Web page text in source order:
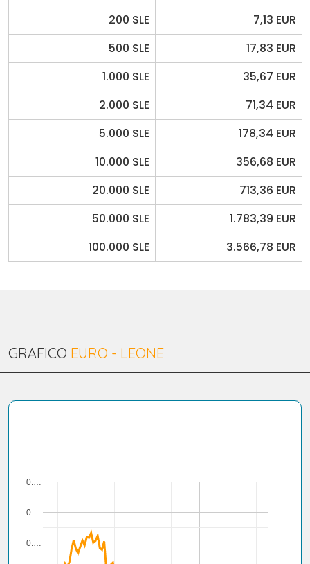
200 SLE
7,13 EUR
500 SLE
17,83 EUR
1.000 SLE
35,67 EUR
2.000 SLE
71,34 EUR
5.000 SLE
178,34 EUR
10.000 SLE
356,68 EUR
20.000 SLE
713,36 EUR
50.000 SLE
1.783,39 EUR
100.000 SLE
3.566,78 EUR
GRAFICO EURO - LEONE
0.…
0.…
0.…